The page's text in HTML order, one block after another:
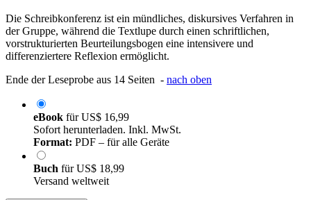
Die Schreibkonferenz ist ein mündliches, diskursives Verfahren in
der Gruppe, während die Textlupe durch einen schriftlichen,
vorstrukturierten Beurteilungsbogen eine intensivere und
differenziertere Reflexion ermöglicht.
Ende der Leseprobe aus 14 Seiten - nach oben
eBook fürUS$ 16,99
Sofort herunterladen. Inkl. MwSt.
Format: PDF – für alle Geräte
Buch fürUS$ 18,99
Versand weltweit